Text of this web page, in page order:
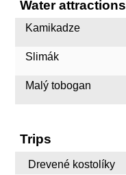
Water attractions
Kamikadze
Slimák
Malý tobogan
Trips
Drevené kostolíky